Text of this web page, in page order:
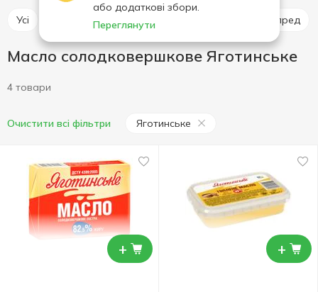
або додаткові збори.
Переглянути
Усі Масло солодковершкове Спред
Масло солодковершкове Яготинське
4 товари
Очистити всі фільтри Яготинське
+ +